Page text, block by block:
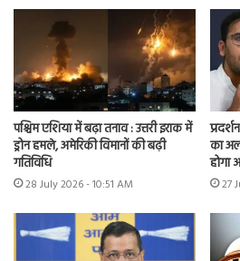
पश्चिम एशिया में बढ़ा तनाव : उत्तरी इराक में
ड्रोन हमले, अमेरिकी विमानों की बढ़ी
गतिविधि
28 July 2026 - 10:51 AM
का
होगा
27